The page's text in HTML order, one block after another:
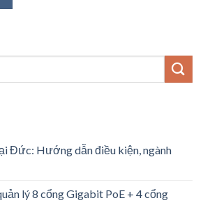
Đức: Hướng dẫn điều kiện, ngành
lý 8 cổng Gigabit PoE + 4 cổng